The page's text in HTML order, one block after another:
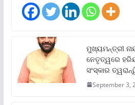
ମୁଖ୍ୟମନ୍ତ୍ରୀ
ନେତୃତ୍ୱରେ
ସଂସ୍କାର
September 3,